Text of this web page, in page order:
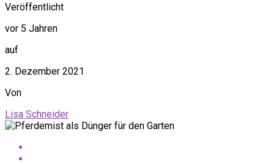
Veröffentlicht
vor 5 Jahren
auf
2. Dezember 2021
Von
Lisa Schneider